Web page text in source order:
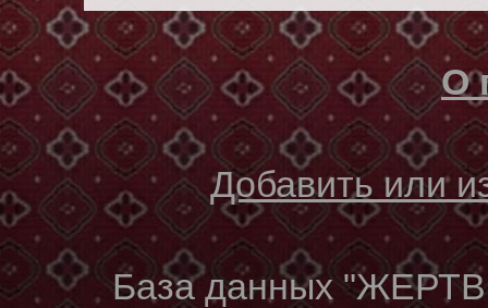
О
Добавить или
База данных